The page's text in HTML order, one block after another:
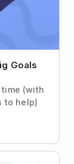
Goals
(with
to help)